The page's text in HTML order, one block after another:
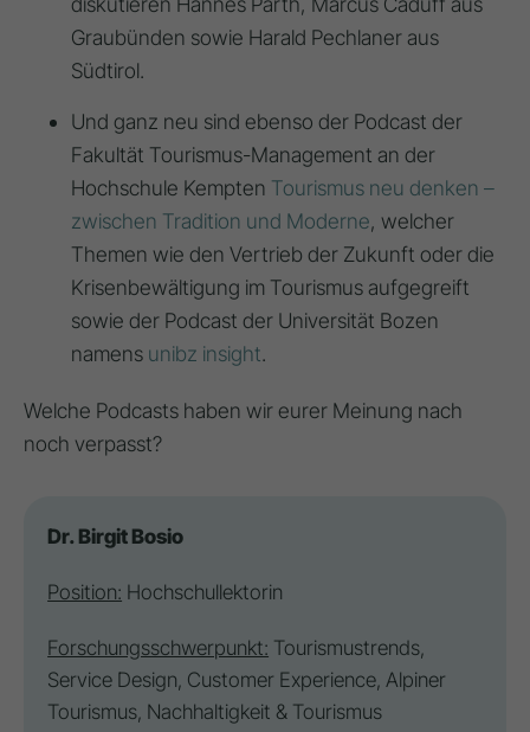
Graubünden sowie Harald Pechlaner aus
Südtirol.
Und ganz neu sind ebenso der Podcast der
Fakultät Tourismus-Management an der
Hochschule Kempten Tourismus neu denken –
zwischen Tradition und Moderne, welcher
Themen wie den Vertrieb der Zukunft oder die
Krisenbewältigung im Tourismus aufgegreift
sowie der Podcast der Universität Bozen
namens unibz insight.
Welche Podcasts haben wir eurer Meinung nach
noch verpasst?
Dr. Birgit Bosio
Position: Hochschullektorin
Forschungsschwerpunkt: Tourismustrends,
Service Design, Customer Experience, Alpiner
Tourismus, Nachhaltigkeit & Tourismus